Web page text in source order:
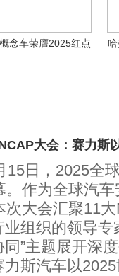
念车荣膺2025红点
大会：赛力斯
日，2025全球
。作为全球汽
次大会汇聚11
组织的领导专
同”主题展开
斯汽车以